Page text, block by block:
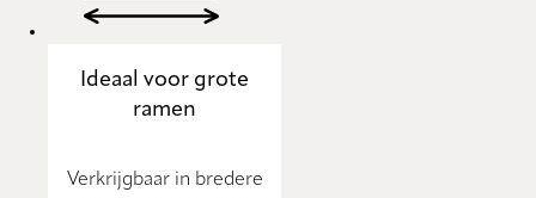
Ideaal voor grote
ramen
Verkrijgbaar in bredere